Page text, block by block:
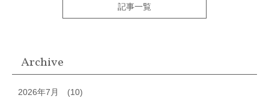
記事一覧
Archive
2026年7月 (10)